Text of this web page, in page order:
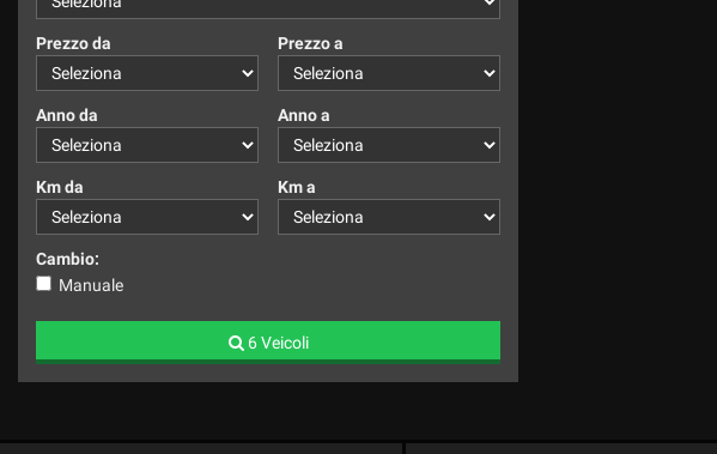
Prezzo da Prezzo a
Anno da Anno a
Km da Km a
Cambio:
Manuale
6 Veicoli